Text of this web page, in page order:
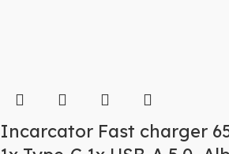
Incarcator Fast charger